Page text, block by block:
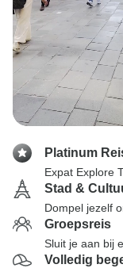
Platinum
Expat Explore
Stad &
Dompel jezelf
Groepsreis
Sluit je aan bij
Volledig